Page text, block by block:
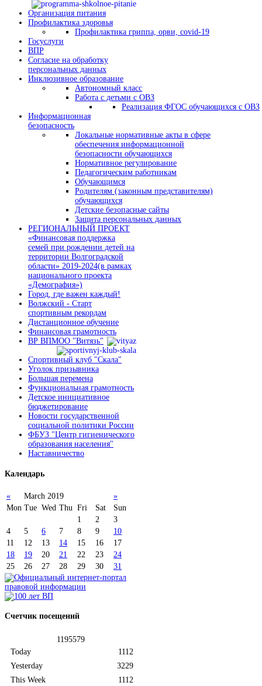
Организация питания
Профилактика здоровья
Профилактика гриппа, орви, covid-19
Госуслуги
ВПР
Согласие на обработку
персональных данных
Инклюзивное образование
Автономный класс
Работа с детьми с ОВЗ
Реализация ФГОС обучающихся с ОВЗ
Информационная
безопасность
Локальные нормативные акты в сфере
обеспечения информационной
безопасности обучающихся
Нормативное регулирование
Педагогическим работникам
Обучающимся
Родителям (законным представителям)
обучающихся
Детские безопасные сайты
Защита персональных данных
РЕГИОНАЛЬНЫЙ ПРОЕКТ
«Финансовая поддержка
семей при рождении детей на
территории Волгоградской
области» 2019-2024(в рамках
национального проекта
«Демография»)
Город, где важен каждый!
Волжский - Старт
спортивным рекордам
Дистанционное обучение
Финансовая грамотность
ВР ВПМОО "Витязь"
Спортивный клуб "Скала"
Уголок призывника
Большая перемена
Функциональная грамотность
Детское инициативное
бюджетирование
Новости государственной
социальной политики России
ФБУЗ "Центр гигиенического
образования населения"
Наставничество
Календарь
« March 2019
»
Mon Tue Wed Thu Fri Sat
Sun
1
2
3
4
5 6 7 8 9
10
11
12 13 14 15 16
17
18
19 20 21 22 23
24
25
26 27 28 29 30 31
Счетчик посещений
1 1 95579
Today
Yesterday
This Week
1112
3229
1112